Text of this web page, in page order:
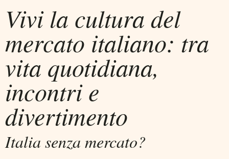
Vivi la cultura del
mercato italiano: tra
vita quotidiana,
incontri e
divertimento
Italia senza mercato?